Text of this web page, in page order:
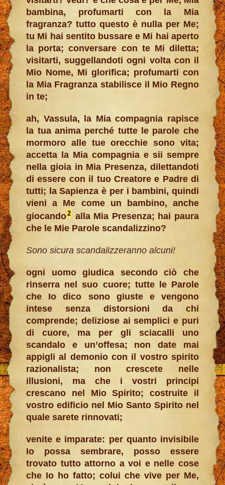
bambina, profumarti con la Mia
fragranza? tutto questo è nulla per Me;
tu Mi hai sentito bussare e Mi hai aperto
la porta; conversare con te Mi diletta;
visitarti, suggellandoti ogni volta con il
Mio Nome, Mi glorifica; profumarti con
la Mia Fragranza stabilisce il Mio Regno
in te;
ah, Vassula, la Mia compagnia rapisce
la tua anima perché tutte le parole che
mormoro alle tue orecchie sono vita;
accetta la Mia compagnia e sii sempre
nella gioia in Mia Presenza, dilettandoti
di essere con il tuo Creatore e Padre di
tutti; la Sapienza è per i bambini, quindi
vieni a Me come un bambino, anche
giocando2 alla Mia Presenza; hai paura
che le Mie Parole scandalizzino?
Sono sicura scandalizzeranno alcuni!
ogni uomo giudica secondo ciò che
rinserra nel suo cuore; tutte le Parole
che Io dico sono giuste e vengono
intese senza distorsioni da chi
comprende; deliziose ai semplici e puri
di cuore, ma per gli sciacalli uno
scandalo e un’offesa; non date mai
appigli al demonio con il vostro spirito
razionalista; non crescete nelle
illusioni, ma che i vostri principi
crescano nel Mio Spirito; costruite il
vostro edificio nel Mio Santo Spirito nel
quale sarete rinnovati;
venite e imparate: per quanto invisibile
Io possa sembrare, posso essere
trovato tutto attorno a voi e nelle cose
che Io ho fatto; colui che vive per Me,